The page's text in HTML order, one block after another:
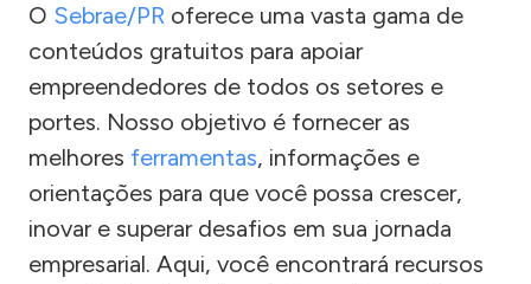
O Sebrae/PR oferece uma vasta gama de
conteúdos gratuitos para apoiar
empreendedores de todos os setores e
portes. Nosso objetivo é fornecer as
melhores ferramentas, informações e
orientações para que você possa crescer,
inovar e superar desafios em sua jornada
empresarial. Aqui, você encontrará recursos